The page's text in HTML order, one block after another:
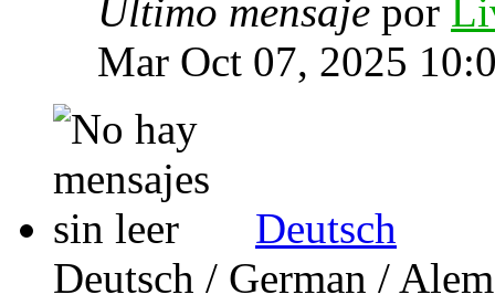
Último mensaje por
Mar Oct 07, 2025
Deutsch
Deutsch / German /